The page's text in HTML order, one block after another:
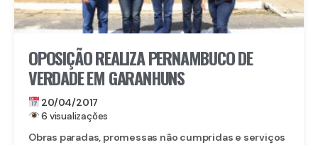
OPOSIÇÃO REALIZA PERNAMBUCO DE
VERDADE EM GARANHUNS
20/04/2017
6 visualizações
Obras paradas, promessas não cumpridas e serviços